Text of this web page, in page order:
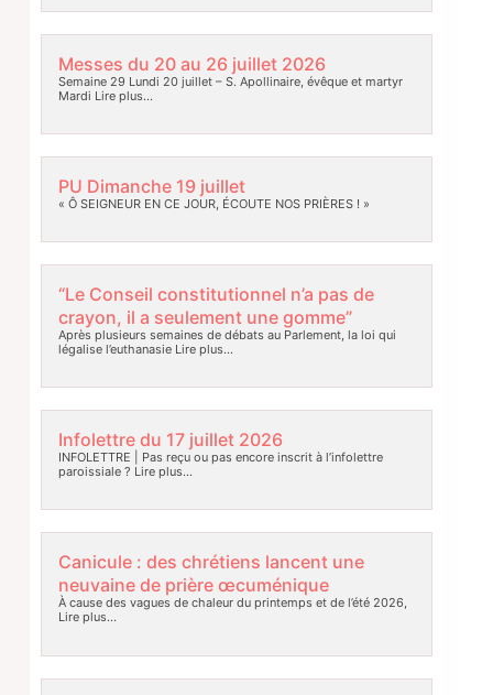
Messes du 20 au 26 juillet 2026
Semaine 29 Lundi 20 juillet – S. Apollinaire, évêque et martyr
Mardi Lire plus…
PU Dimanche 19 juillet
« Ô SEIGNEUR EN CE JOUR, ÉCOUTE NOS PRIÈRES ! »
“Le Conseil constitutionnel n’a pas de
crayon, il a seulement une gomme”
Après plusieurs semaines de débats au Parlement, la loi qui
légalise l’euthanasieLire plus…
Infolettre du 17 juillet 2026
INFOLETTRE | Pas reçu ou pas encore inscrit à l’infolettre
paroissiale ? Lire plus…
Canicule : des chrétiens lancent une
neuvaine de prière œcuménique
À cause des vagues de chaleur du printemps et de l’été 2026,
Lire plus…